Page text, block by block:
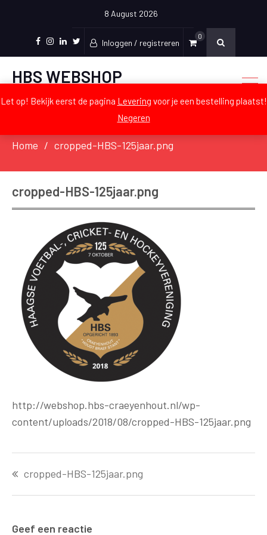
Let op! Bekijk eerst de pagina Levering voor je een bestelling plaatst!
Negeren
8 August 2026
Instagram
LinkedIn
Twitter
Inloggen / registreren
0
HBS WEBSHOP
Home cropped-HBS-125jaar.png
cropped-HBS-125jaar.png
http://webshop.hbs-craeyenhout.nl/wp-
content/uploads/2018/08/cropped-HBS-125jaar.png
navigatie
cropped-HBS-125jaar.png
Geef een reactie